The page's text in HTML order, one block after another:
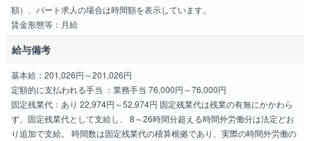
額）、パート求人の場合は時間額を表示しています。
賃金形態等：月給
給与備考
基本給：201,026円～201,026円
定額的に支払われる手当 ：業務手当 76,000円～76,000円
固定残業代：あり 22,974円～52,974円 固定残業代は残業の有無にかかわら
ず、固定残業代として支給し、 8～26時間分超える時間外労働分は法定どお
り追加で支給。 時間数は固定残業代の積算根拠であり、実際の時間外労働の